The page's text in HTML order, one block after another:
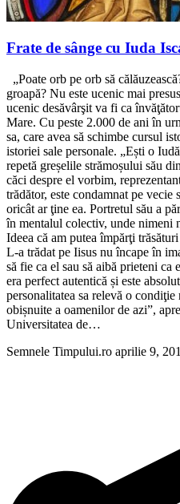
Frate de sânge cu Iuda
„Poate orb pe orb să
groapă? Nu este ucenic mai
ucenic desăvârşit va fi ca
Mare. Cu peste 2.000 de ani în
sa, care avea să schimbe cursul
istoriei sale personale. „Ești o
repetă greșelile strămoșului său
căci despre el vorbim,
trădător, este condamnat pe
oricât ar ţine ea. Portretul său a
în mentalul colectiv, unde nimeni
Ideea că am putea împărţi
L-a trădat pe Iisus nu încape în
să fie ca el sau să aibă prieteni ca
era perfect autentică și este
personalitatea sa relevă o
obișnuite a oamenilor de azi”,
Universitatea de…
Semnele Timpului.ro aprilie 9,